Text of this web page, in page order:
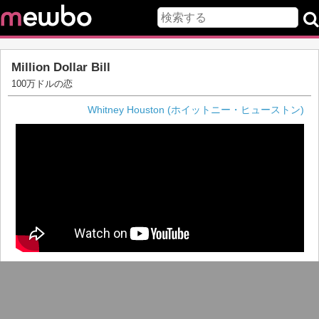
Million Dollar Bill
100万ドルの恋
Whitney Houston (ホイットニー・ヒューストン)